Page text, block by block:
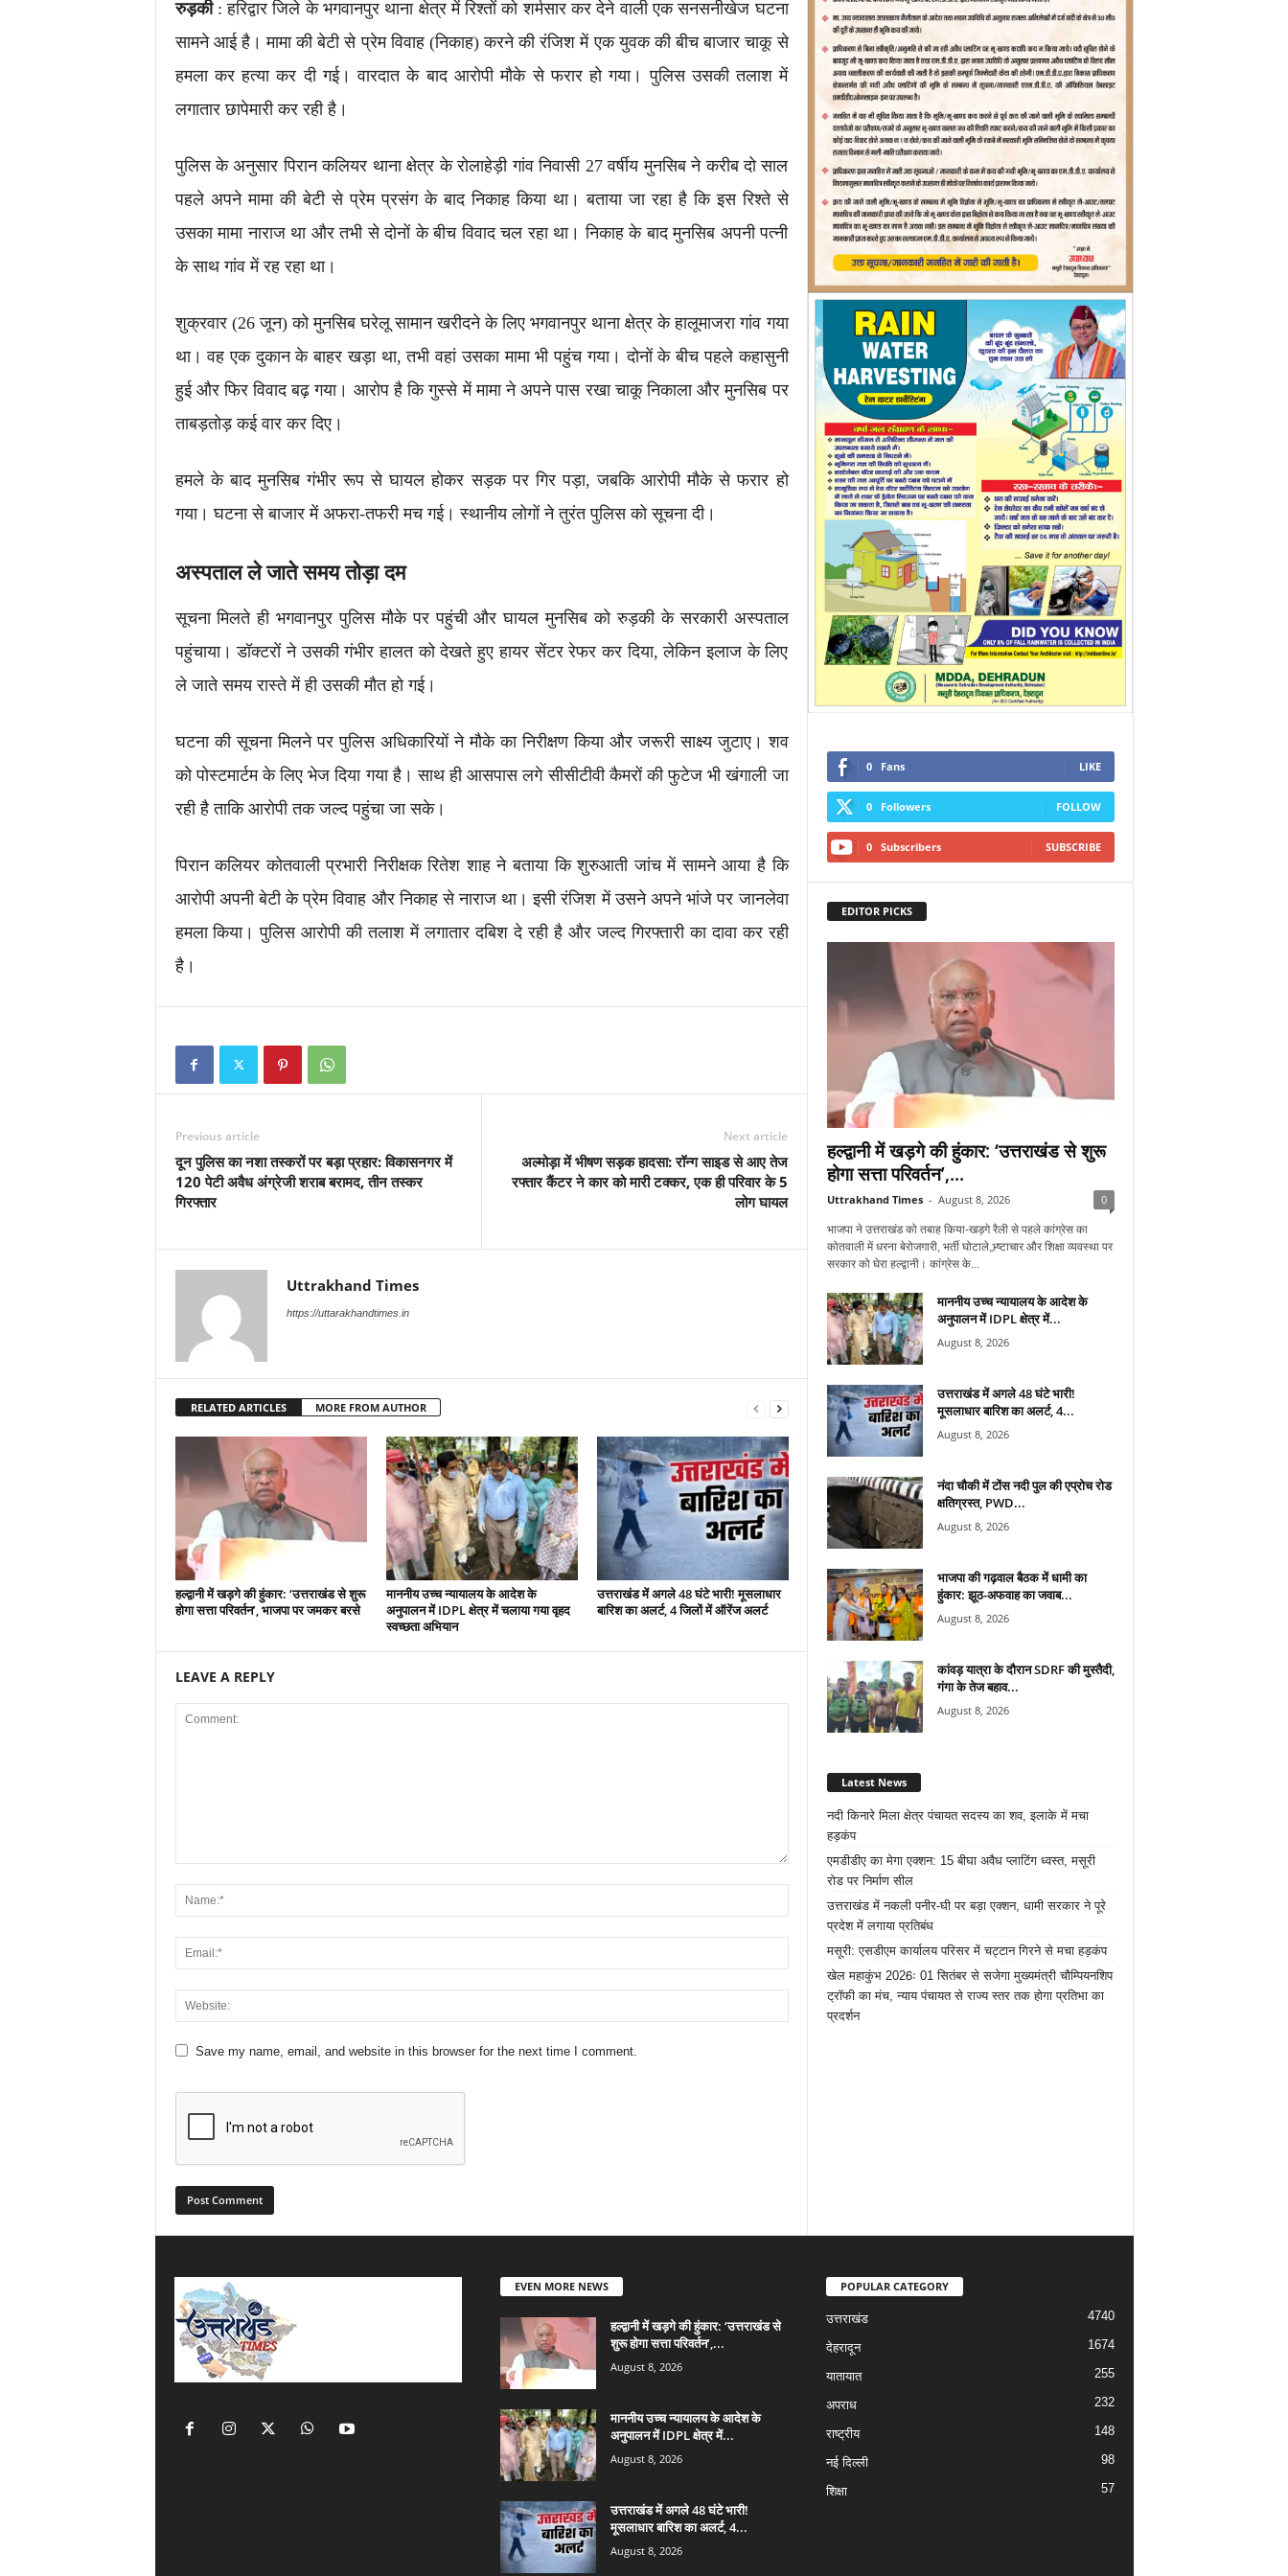
रुड़की: हरिद्वार जिले के भगवानपुर थाना क्षेत्र में रिश्तों को शर्मसार कर देने वाली एक सनसनीखेज घटना
सामने आई है। मामा की बेटी से प्रेम विवाह (निकाह) करने की रंजिश में एक युवक की बीच बाजार चाकू से
हमला कर हत्या कर दी गई। वारदात के बाद आरोपी मौके से फरार हो गया। पुलिस उसकी तलाश में
लगातार छापेमारी कर रही है।
पुलिस के अनुसार पिरान कलियर थाना क्षेत्र के रोलाहेड़ी गांव निवासी 27 वर्षीय मुनसिब ने करीब दो साल
पहले अपने मामा की बेटी से प्रेम प्रसंग के बाद निकाह किया था। बताया जा रहा है कि इस रिश्ते से
उसका मामा नाराज था और तभी से दोनों के बीच विवाद चल रहा था। निकाह के बाद मुनसिब अपनी पत्नी
के साथ गांव में रह रहा था।
शुक्रवार (26 जून) को मुनसिब घरेलू सामान खरीदने के लिए भगवानपुर थाना क्षेत्र के हालूमाजरा गांव गया
था। वह एक दुकान के बाहर खड़ा था, तभी वहां उसका मामा भी पहुंच गया। दोनों के बीच पहले कहासुनी
हुई और फिर विवाद बढ़ गया। आरोप है कि गुस्से में मामा ने अपने पास रखा चाकू निकाला और मुनसिब पर
ताबड़तोड़ कई वार कर दिए।
हमले के बाद मुनसिब गंभीर रूप से घायल होकर सड़क पर गिर पड़ा, जबकि आरोपी मौके से फरार हो
गया। घटना से बाजार में अफरा-तफरी मच गई। स्थानीय लोगों ने तुरंत पुलिस को सूचना दी।
अस्पताल ले जाते समय तोड़ा दम
सूचना मिलते ही भगवानपुर पुलिस मौके पर पहुंची और घायल मुनसिब को रुड़की के सरकारी अस्पताल
पहुंचाया। डॉक्टरों ने उसकी गंभीर हालत को देखते हुए हायर सेंटर रेफर कर दिया, लेकिन इलाज के लिए
ले जाते समय रास्ते में ही उसकी मौत हो गई।
घटना की सूचना मिलने पर पुलिस अधिकारियों ने मौके का निरीक्षण किया और जरूरी साक्ष्य जुटाए। शव
को पोस्टमार्टम के लिए भेज दिया गया है। साथ ही आसपास लगे सीसीटीवी कैमरों की फुटेज भी खंगाली जा
रही है ताकि आरोपी तक जल्द पहुंचा जा सके।
पिरान कलियर कोतवाली प्रभारी निरीक्षक रितेश शाह ने बताया कि शुरुआती जांच में सामने आया है कि
आरोपी अपनी बेटी के प्रेम विवाह और निकाह से नाराज था। इसी रंजिश में उसने अपने भांजे पर जानलेवा
हमला किया। पुलिस आरोपी की तलाश में लगातार दबिश दे रही है और जल्द गिरफ्तारी का दावा कर रही
है।
Previous article
दून पुलिस का नशा तस्करों पर बड़ा प्रहार: विकासनगर में
120 पेटी अवैध अंग्रेजी शराब बरामद, तीन तस्कर
गिरफ्तार
Next article
अल्मोड़ा में भीषण सड़क हादसा: रॉन्ग साइड से आए तेज
रफ्तार कैंटर ने कार को मारी टक्कर, एक ही परिवार के 5
लोग घायल
Uttrakhand Times
https://uttarakhandtimes.in
RELATED ARTICLES MORE FROM AUTHOR
हल्द्वानी में खड़गे की हुंकार: ‘उत्तराखंड से शुरू
होगा सत्ता परिवर्तन’, भाजपा पर जमकर बरसे
माननीय उच्च न्यायालय के आदेश के
अनुपालन में IDPL क्षेत्र में चलाया गया वृहद
स्वच्छता अभियान
उत्तराखंड में अगले 48 घंटे भारी! मूसलाधार
बारिश का अलर्ट, 4 जिलों में ऑरेंज अलर्ट
LEAVE A REPLY
Save my name, email, and website in this browser for the next time I comment.
0 Fans LIKE
0 Followers FOLLOW
0 Subscribers SUBSCRIBE
EDITOR PICKS
हल्द्वानी में खड़गे की हुंकार: ‘उत्तराखंड से शुरू
होगा सत्ता परिवर्तन’,...
Uttrakhand Times - August 8, 2026 0
भाजपा ने उत्तराखंड को तबाह किया-खड़गे रैली से पहले कांग्रेस का
कोतवाली में धरना बेरोजगारी, भर्ती घोटाले,भ्र्ष्टाचार और शिक्षा व्यवस्था पर
सरकार को घेरा हल्द्वानी। कांग्रेस के...
माननीय उच्च न्यायालय के आदेश के
अनुपालन में IDPL क्षेत्र में...
August 8, 2026
उत्तराखंड में अगले 48 घंटे भारी!
मूसलाधार बारिश का अलर्ट, 4...
August 8, 2026
नंदा चौकी में टोंस नदी पुल की एप्रोच रोड
क्षतिग्रस्त, PWD...
August 8, 2026
भाजपा की गढ़वाल बैठक में धामी का
हुंकार: झूठ-अफवाह का जवाब...
August 8, 2026
कांवड़ यात्रा के दौरान SDRF की मुस्तैदी,
गंगा के तेज बहाव...
August 8, 2026
Latest News
नदी किनारे मिला क्षेत्र पंचायत सदस्य का शव, इलाके में मचा
हड़कंप
एमडीडीए का मेगा एक्शन: 15 बीघा अवैध प्लाटिंग ध्वस्त, मसूरी
रोड पर निर्माण सील
उत्तराखंड में नकली पनीर-घी पर बड़ा एक्शन, धामी सरकार ने पूरे
प्रदेश में लगाया प्रतिबंध
मसूरी: एसडीएम कार्यालय परिसर में चट्टान गिरने से मचा हड़कंप
खेल महाकुंभ 2026ः 01 सितंबर से सजेगा मुख्यमंत्री चौम्पियनशिप
ट्रॉफी का मंच, न्याय पंचायत से राज्य स्तर तक होगा प्रतिभा का
प्रदर्शन
EVEN MORE NEWS
हल्द्वानी में खड़गे की हुंकार: ‘उत्तराखंड से
शुरू होगा सत्ता परिवर्तन’,...
August 8, 2026
माननीय उच्च न्यायालय के आदेश के
अनुपालन में IDPL क्षेत्र में...
August 8, 2026
उत्तराखंड में अगले 48 घंटे भारी!
मूसलाधार बारिश का अलर्ट, 4...
August 8, 2026
POPULAR CATEGORY
उत्तराखंड 4740
देहरादून 1674
यातायात 255
अपराध 232
राष्ट्रीय 148
नई दिल्ली 98
शिक्षा 57